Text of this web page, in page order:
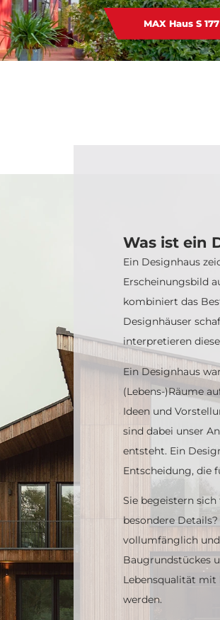
MAX Haus S 177
Was ist ein
Ein Designhaus
Erscheinungsbild
kombiniert das
Designhäuser
interpretieren
Ein Designhaus
(Lebens-)Räume
Ideen und
sind dabei unser
entsteht. Ein
Entscheidung, die
Sie begeistern
besondere
vollumfänglich und
Baugrundstückes
Lebensqualität mit
werden.